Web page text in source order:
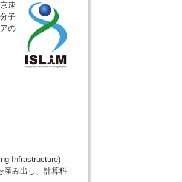
速
子
の
Infrastructure)
産み出し、計算科